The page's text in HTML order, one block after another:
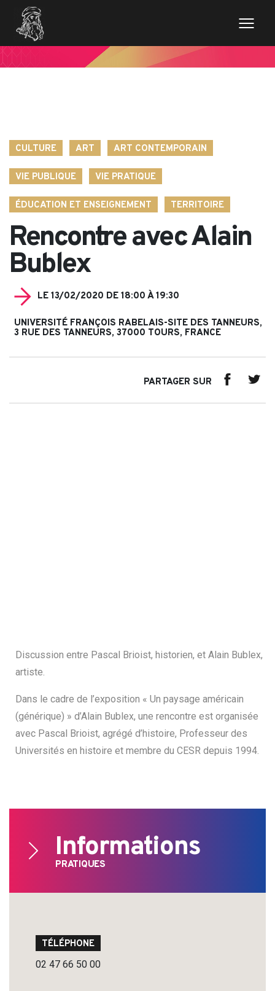
// Variables des champs de la page de news $imageentete
= get_field('image_entete'); ?>
CULTURE ART ART CONTEMPORAIN
VIE PUBLIQUE VIE PRATIQUE
ÉDUCATION ET ENSEIGNEMENT TERRITOIRE
Rencontre avec Alain
Bublex
LE 13/02/2020 DE 18:00 À 19:30
UNIVERSITÉ FRANÇOIS RABELAIS-SITE DES TANNEURS,
3 RUE DES TANNEURS, 37000 TOURS, FRANCE
PARTAGER SUR
Discussion entre Pascal Brioist, historien, et Alain Bublex,
artiste.
Dans le cadre de l’exposition « Un paysage américain
(générique) » d’Alain Bublex, une rencontre est organisée
avec Pascal Brioist, agrégé d’histoire, Professeur des
Universités en histoire et membre du CESR depuis 1994.
Informations
PRATIQUES
TÉLÉPHONE
02 47 66 50 00